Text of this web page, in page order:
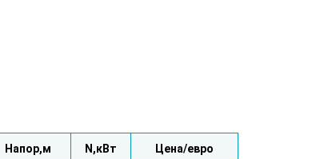
Напор,м N,кВт Цена/евро